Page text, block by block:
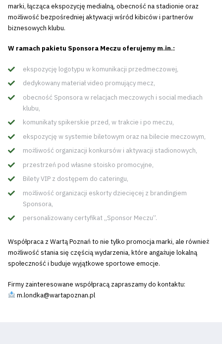
marki, łącząca ekspozycję medialną, obecność na stadionie oraz
możliwość bezpośredniej aktywacji wśród kibiców i partnerów
biznesowych klubu.
W ramach pakietu Sponsora Meczu oferujemy m.in.:
ekspozycję logotypu w komunikacji przedmeczowej,
dedykowany materiał video promujący mecz,
obecność Sponsora w relacjach meczowych i social mediach
klubu,
komunikaty spikerskie przed, w trakcie i po meczu,
ekspozycję w systemie biletowym oraz na bilecie meczowym,
możliwość organizacji konkursów i aktywacji stadionowych,
przestrzeń pod własne stoisko promocyjne,
Bilety VIP z dostępem do cateringu,
możliwość organizacji eskorty dziecięcej z brandingiem
Sponsora,
personalizowany certyfikat „Sponsor Meczu”.
Współpraca z Wartą Poznań to nie tylko promocja marki, ale również
możliwość stania się częścią wydarzenia, które angażuje lokalną
społeczność i buduje wyjątkowe sportowe emocje.
Firmy zainteresowane współpracą zapraszamy do kontaktu:
m.londka@wartapoznan.pl